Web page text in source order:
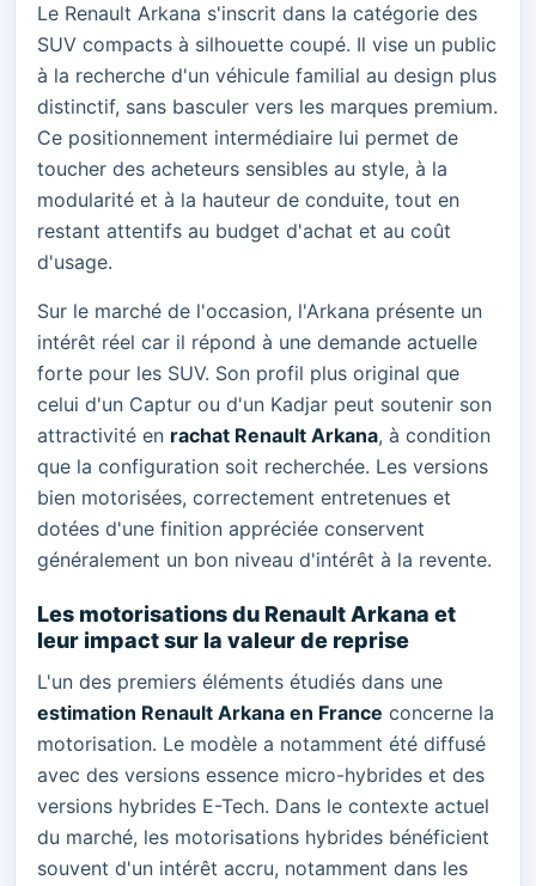
Le Renault Arkana s'inscrit dans la catégorie des
SUV compacts à silhouette coupé. Il vise un public
à la recherche d'un véhicule familial au design plus
distinctif, sans basculer vers les marques premium.
Ce positionnement intermédiaire lui permet de
toucher des acheteurs sensibles au style, à la
modularité et à la hauteur de conduite, tout en
restant attentifs au budget d'achat et au coût
d'usage.
Sur le marché de l'occasion, l'Arkana présente un
intérêt réel car il répond à une demande actuelle
forte pour les SUV. Son profil plus original que
celui d'un Captur ou d'un Kadjar peut soutenir son
attractivité en rachat Renault Arkana, à condition
que la configuration soit recherchée. Les versions
bien motorisées, correctement entretenues et
dotées d'une finition appréciée conservent
généralement un bon niveau d'intérêt à la revente.
Les motorisations du Renault Arkana et
leur impact sur la valeur de reprise
L'un des premiers éléments étudiés dans une
estimation Renault Arkana en France concerne la
motorisation. Le modèle a notamment été diffusé
avec des versions essence micro-hybrides et des
versions hybrides E-Tech. Dans le contexte actuel
du marché, les motorisations hybrides bénéficient
souvent d'un intérêt accru, notamment dans les